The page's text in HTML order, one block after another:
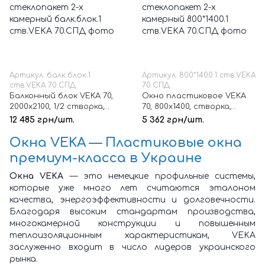
Артикул: балк.блок.1
ств.VEKA 70.СПД
Балконный блок VEKA 70,
2000х2100, 1/2 створка,
стеклопакет 2-х
12 485 грн/шт.
Артикул: 800*1400.1 ств.VEKA
70.СПД
Окно пластиковое VEKA
70, 800х1400, створка,
стеклопакет 2-х
5 362 грн/шт.
Окна VEKA — Пластиковые окна
премиум-класса в Украине
Окна VEKA — это немецкие профильные системы,
которые уже много лет считаются эталоном
качества, энергоэффективности и долговечности.
Благодаря высоким стандартам производства,
многокамерной конструкции и повышенным
теплоизоляционным характеристикам, VEKA
заслуженно входит в число лидеров украинского
рынка.